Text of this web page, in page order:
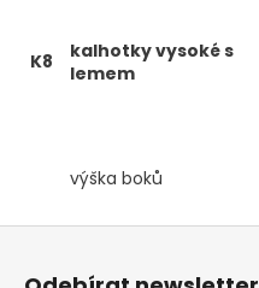
K8
kalhotky vysoké s
lemem
výška boků
Z